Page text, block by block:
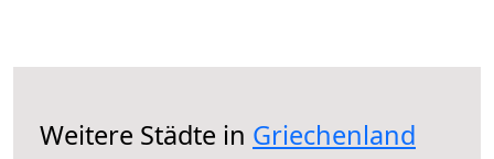
Weitere Städte in Griechenland